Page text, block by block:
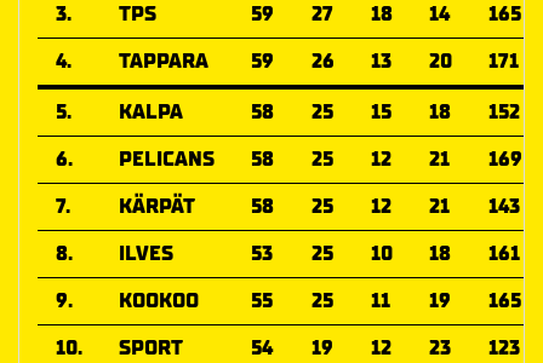
3.
TPS 59 27 18 14
165
4.
TAPPARA 59 26 13 20
171
5.
KALPA 58 25 15 18
152
6.
PELICANS 58 25 12 21
169
7.
KÄRPÄT 58 25 12 21
143
8.
ILVES 53 25 10 18
161
9.
KOOKOO 55 25 11 19
165
10.
SPORT 54 19 12 23
123